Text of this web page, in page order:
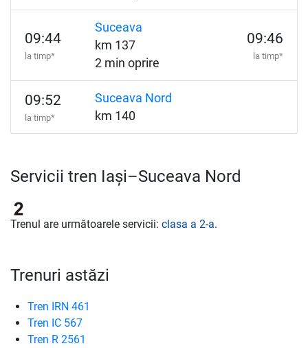
09:44
la timp*
Suceava
km 137
2 min oprire
09:46
la timp*
09:52
la timp*
Suceava Nord
km 140
Servicii tren Iași–Suceava Nord
Trenul are următoarele servicii: clasa a 2-a.
Trenuri astăzi
Tren IRN 461
Tren IC 567
Tren R 2561